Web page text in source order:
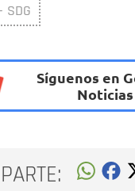
SDG
Síguenos en
Noticias